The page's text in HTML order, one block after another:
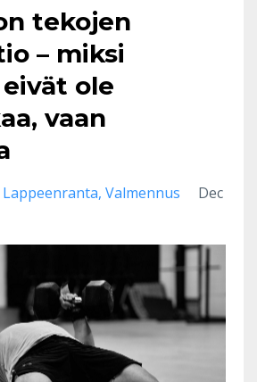
tekojen
– miksi
ole
vaan
Valmennus
Dec